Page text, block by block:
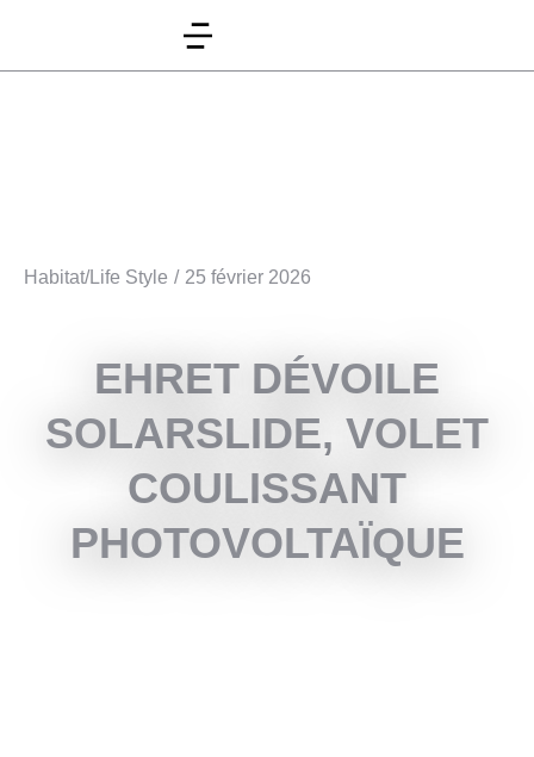
Habitat/Life Style / 25 février 2026
EHRET DÉVOILE
SOLARSLIDE, VOLET
COULISSANT
PHOTOVOLTAÏQUE